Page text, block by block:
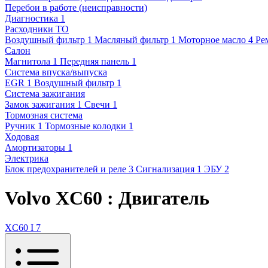
Перебои в работе (неисправности)
Диагностика 1
Расходники ТО
Воздушный фильтр 1 Масляный фильтр 1 Моторное масло 4
Салон
Магнитола 1 Передняя панель 1
Система впуска/выпуска
EGR 1 Воздушный фильтр 1
Система зажигания
Замок зажигания 1 Свечи 1
Тормозная система
Ручник 1 Тормозные колодки 1
Ходовая
Амортизаторы 1
Электрика
Блок предохранителей и реле 3 Сигнализация 1 ЭБУ 2
Volvo XC60 : Двигатель
XC60 I 7